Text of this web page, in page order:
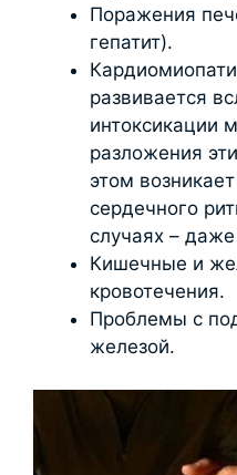
Поражения
гепатит).
развивается
интоксикации
разложения
этом
сердечного
случаях –
Кишечные и
кровотечения.
Проблемы с
железой.